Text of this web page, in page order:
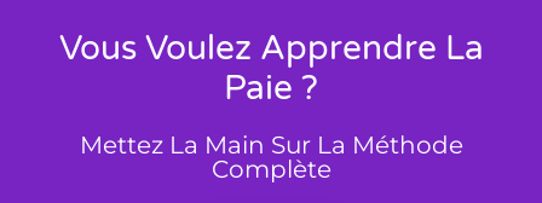
Vous Voulez Apprendre La
Paie ?
Mettez La Main Sur La Méthode
Complète